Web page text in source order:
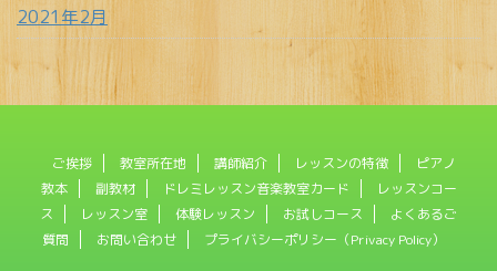
2021年2月
ご挨拶 教室所在地 講師紹介 レッスンの特徴
ピアノ
教本
副教材 ドレミレッスン音楽教室カード
レッスンコー
ス
レッスン室 体験レッスン お試しコース
よくあるご
質問
お問い合わせ プライバシーポリシー（Privacy Policy）